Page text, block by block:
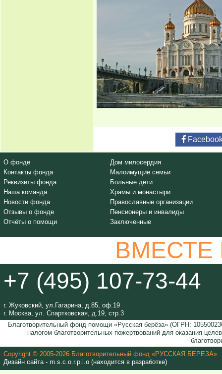
О фонде
Контакты фонда
Реквизиты фонда
Наша команда
Новости фонда
Отзывы о фонде
Отчёты о помощи
Дом милосердия
Малоимущие семьи
Больные дети
Храмы и монастыри
Православные организации
Пенсионеры и инвалиды
Заключенные
+7 (495) 107-73-44
г. Жуковский, ул.Гагарина, д.85, оф.19
г. Москва, ул. Спартковская, д.19, стр.3
Благотворительный фонд помощи «Русская берёза» (ОГРН:
налогом благотворительных пожертвований для оказания
Copyright © 2005-2026 Благотворительный фонд «РУССКАЯ БЕРЕЗА»
Дизайн сайта - m.s.c.o.r.p.i.o (находится в разработке)